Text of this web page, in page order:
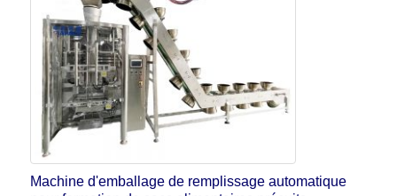
Machine d'emballage de remplissage automatique